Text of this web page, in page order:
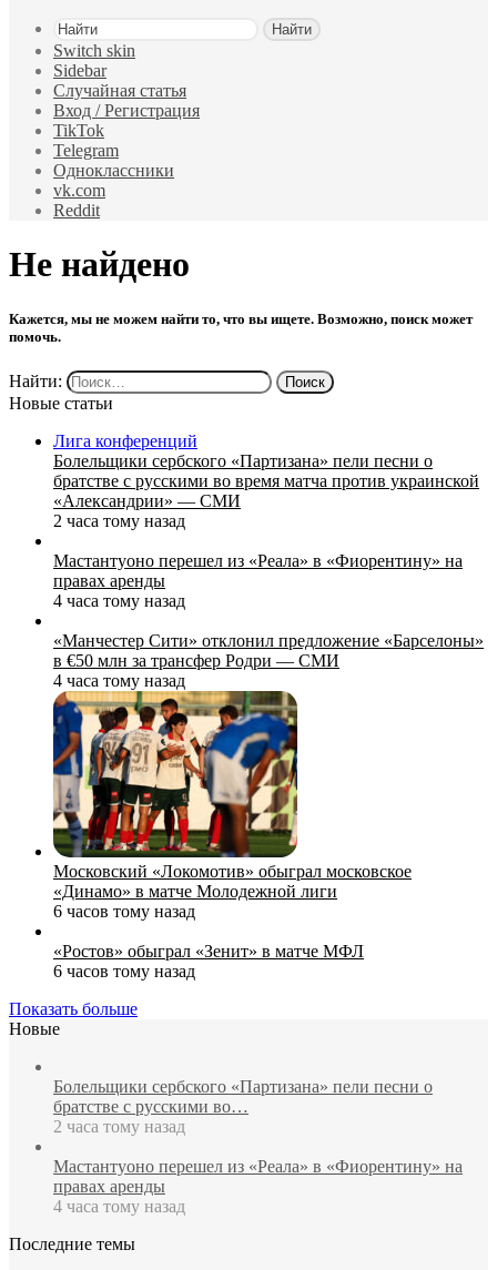
Найти
Switch skin
Sidebar
Случайная статья
Вход / Регистрация
TikTok
Telegram
Одноклассники
vk.com
Reddit
Не найдено
Кажется, мы не можем найти то, что вы ищете. Возможно, поиск может
помочь.
Найти:
Новые статьи
Лига конференций
Болельщики сербского «Партизана» пели песни о
братстве с русскими во время матча против украинской
«Александрии» — СМИ
2 часа тому назад
Мастантуоно перешел из «Реала» в «Фиорентину» на
правах аренды
4 часа тому назад
«Манчестер Сити» отклонил предложение «Барселоны»
в €50 млн за трансфер Родри — СМИ
4 часа тому назад
Московский «Локомотив» обыграл московское
«Динамо» в матче Молодежной лиги
6 часов тому назад
«Ростов» обыграл «Зенит» в матче МФЛ
6 часов тому назад
Показать больше
Новые
Болельщики сербского «Партизана» пели песни о
братстве с русскими во…
2 часа тому назад
Мастантуоно перешел из «Реала» в «Фиорентину» на
правах аренды
4 часа тому назад
Последние темы